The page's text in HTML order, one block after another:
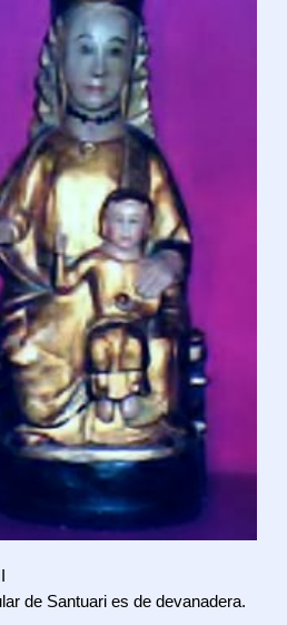
de Santuari es de devanadera.